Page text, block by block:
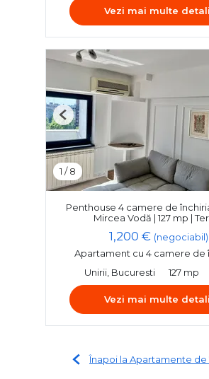
Vezi mai multe
1 /8
Previous
Penthouse 4 camere de
Mircea Vodă | 127 mp |
1,200 € (negociabil)
Apartament cu 4 camere de
Unirii, Bucuresti
127 mp
Vezi mai multe
Înapoi la Apartamente de